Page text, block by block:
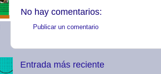
No hay comentarios:
Publicar un comentario
Entrada más reciente